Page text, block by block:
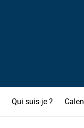
Qui suis-je ?